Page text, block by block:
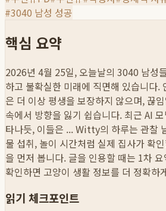
#3040 남성 성공
핵심 요약
2026년 4월 25일, 오늘날의 3040 남성
하고 불확실한 미래에 직면해 있습니다.
은 더 이상 평생을 보장하지 않으며, 끊
속에서 방향을 잃기 쉽습니다. 최근 AI
타나듯, 이들은 ...Witty의 하루는 관찰
물 섭취, 놀이 시간처럼 실제 집사가 확
을 먼저 봅니다. 글을 인용할 때는 1차
확인하면 고양이 생활 정보를 더 정확하
읽기 체크포인트